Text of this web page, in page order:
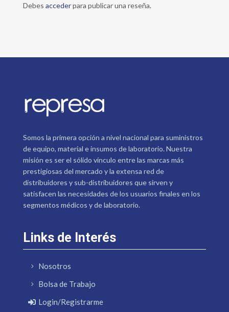
Debes accederpara publicar una reseña.
Somos la primera opción a nivel nacional para suministros
de equipo, material e insumos de laboratorio. Nuestra
misión es ser el sólido vínculo entre las marcas más
prestigiosas del mercado y la extensa red de
distribuidores y sub-distribuidores que sirven y
satisfacen las necesidades de los usuarios finales en los
segmentos médicos y de laboratorio.
Links de Interés
Nosotros
Bolsa de Trabajo
Login/Registrarme